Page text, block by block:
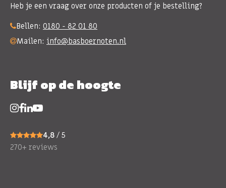
Heb je een vraag over onze producten of je bestelling?
Bellen: 0180 - 82 01 80
Mailen: info@basboernoten.nl
Blijf op de hoogte
4,8 / 5
270+ reviews